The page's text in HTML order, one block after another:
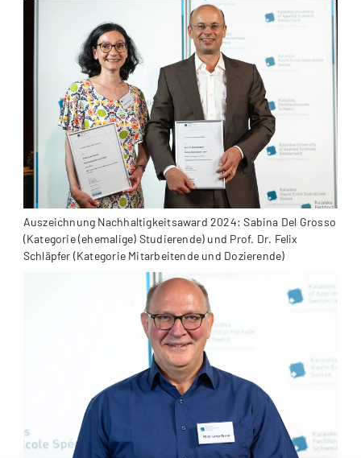
Auszeichnung Nachhaltigkeitsaward 2024: Sabina Del Grosso
(Kategorie (ehemalige) Studierende) und Prof. Dr. Felix
Schläpfer (Kategorie Mitarbeitende und Dozierende)